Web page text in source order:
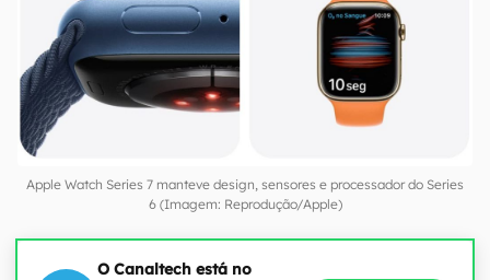
Apple Watch Series 7 manteve design, sensores e processador do Series
6 (Imagem: Reprodução/Apple)
O Canaltech está no